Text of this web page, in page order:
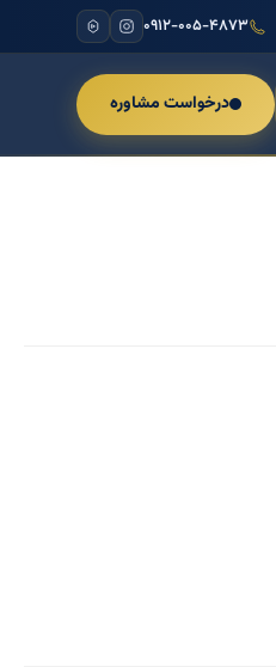
۰۹۱۲-۰۰۵-۴۸۷۳
درخواست مشاوره